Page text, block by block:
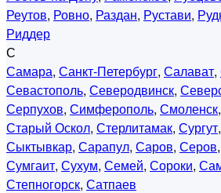
Реутов, Ровно, Раздан, Рустави,
Риддер
С
Самара, Санкт-Петербург, Салават,
Севастополь, Северодвинск,
Серпухов, Симферополь, Смоленск,
Старый Оскол, Стерлитамак, Сургут,
Сыктывкар, Сарапул, Саров, Серов,
Сумгаит, Сухум, Семей, Сороки,
Степногорск, Сатпаев